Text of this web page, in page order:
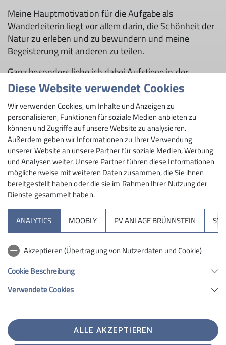
Meine Hauptmotivation für die Aufgabe als
Wanderleiterin liegt vor allem darin, die Schönheit der
Natur zu erleben und zu bewundern und meine
Begeisterung mit anderen zu teilen.
Ganz besonders liebe ich dabei Aufstiege in der
Morgendämmerung, am besten von einer Berghütte
aus. Der erste Blick auf die andere Bergseite bei
Erreichen eines Kamms und dann genieße ich
wiederum sonnige Abstiege bei guter Stimmung!
Sektion
Hochrieshütte
Sektion Rosenheim des Deutschen Alpenvereins e.V.
Telefon +4980312716030
Diese Website verwendet Cookies
Wir verwenden Cookies, um Inhalte und Anzeigen zu
personalisieren, Funktionen für soziale Medien anbieten zu
können und Zugriffe auf unsere Website zu analysieren.
Außerdem geben wir Informationen zu Ihrer Verwendung
unserer Website an unsere Partner für soziale Medien, Werbung
und Analysen weiter. Unsere Partner führen diese Informationen
möglicherweise mit weiteren Daten zusammen, die Sie ihnen
bereitgestellt haben oder die sie im Rahmen Ihrer Nutzung der
Dienste gesammelt haben.
ANALYTICS MOOBLY PV ANLAGE BRÜNNSTEIN
Akzeptieren (Übertragung von Nutzerdaten und Cookie)
Cookie Beschreibung
Verwendete Cookies
ALLE AKZEPTIEREN